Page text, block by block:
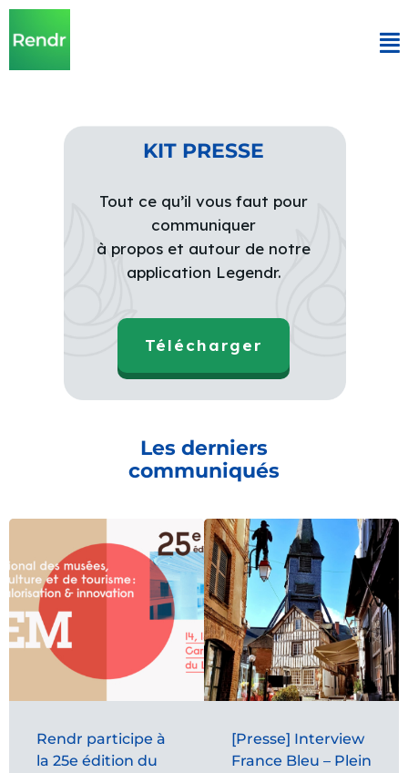
KIT PRESSE
Tout ce qu’il vous faut pour
communiquer
à propos et autour de notre
application Legendr.
Télécharger
Les derniers
communiqués
Rendr participe à
la 25e édition du
[Presse] Interview
France Bleu – Plein